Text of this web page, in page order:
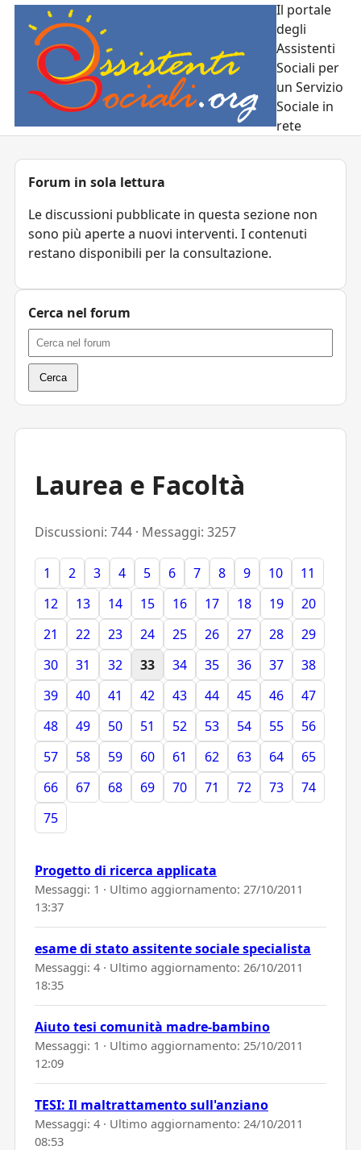
Il portale
degli
Assistenti
Sociali per
un Servizio
Sociale in
rete
Laurea e Facoltà
Discussioni: 744 · Messaggi: 3257
1 2 3 4 5 6 7 8 9 10
11
12
13 14 15 16 17 18 19
20
21
22 23 24 25 26 27 28
29
30
31 32 33 34 35 36 37
38
39
40 41 42 43 44 45 46
47
48
49 50 51 52 53 54 55
56
57
58 59 60 61 62 63 64
65
66
67 68 69 70 71 72 73
74
75
Progetto di ricerca applicata
Messaggi: 1 · Ultimo aggiornamento: 27/10/2011
13:37
esame di stato assitente sociale specialista
Messaggi: 4 · Ultimo aggiornamento: 26/10/2011
18:35
Aiuto tesi comunità madre-bambino
Messaggi: 1 · Ultimo aggiornamento: 25/10/2011
12:09
TESI: Il maltrattamento sull'anziano
Messaggi: 4 · Ultimo aggiornamento: 24/10/2011
08:53
Forum in sola lettura
Le discussioni pubblicate in questa sezione non
sono più aperte a nuovi interventi. I contenuti
restano disponibili per la consultazione.
Cerca nel forum
Cerca